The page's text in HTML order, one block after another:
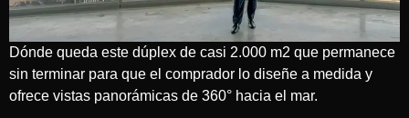
Dónde queda este dúplex de casi 2.000 m2 que permanece
sin terminar para que el comprador lo diseñe a medida y
ofrece vistas panorámicas de 360° hacia el mar.